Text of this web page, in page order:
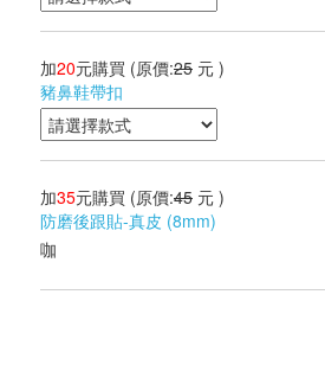
加20元購買 (原價:25 元 )
豬鼻鞋帶扣
加35元購買 (原價:45 元 )
防磨後跟貼-真皮 (8mm)
咖